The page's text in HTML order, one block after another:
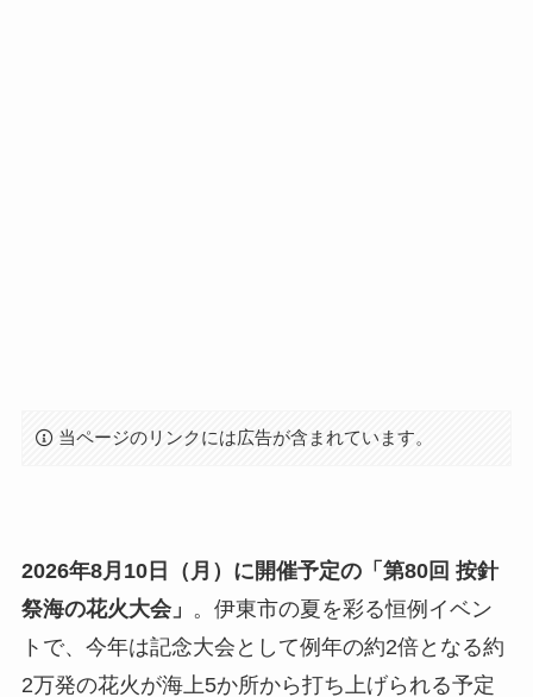
当ページのリンクには広告が含まれています。
2026年8月10日（月）に開催予定の「第80回 按針
祭海の花火大会」 。伊東市の夏を彩る恒例イベン
トで、今年は記念大会として例年の約2倍となる約
2万発の花火が海上5か所から打ち上げられる予定